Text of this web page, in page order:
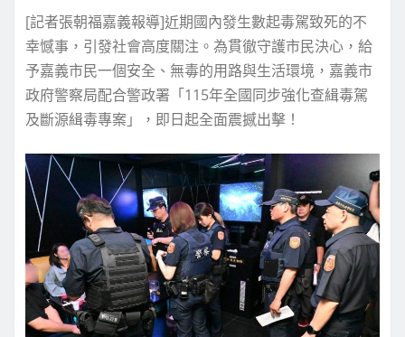
[記者張朝福嘉義報導]近期國內發生數起毒駕致死的不
幸憾事，引發社會高度關注。為貫徹守護市民決心，給
予嘉義市民一個安全、無毒的用路與生活環境，嘉義市
政府警察局配合警政署「115年全國同步強化查緝毒駕
及斷源緝毒專案」，即日起全面震撼出擊！